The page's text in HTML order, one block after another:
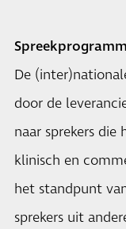
De
door de
naar sprekers
klinisch en
het standpunt
sprekers uit